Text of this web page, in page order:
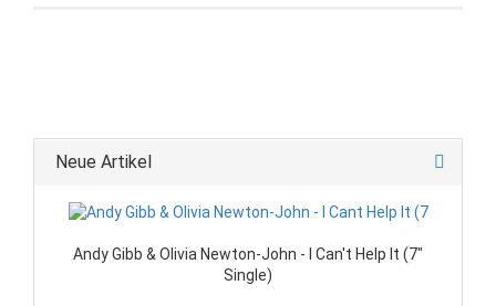
Neue Artikel
Andy Gibb & Olivia Newton-John - I Can't Help It (7"
Single)